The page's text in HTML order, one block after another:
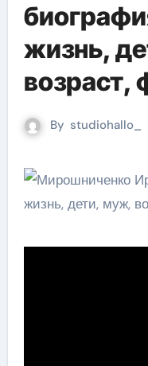
жизнь,
возраст,
By studiohallo_